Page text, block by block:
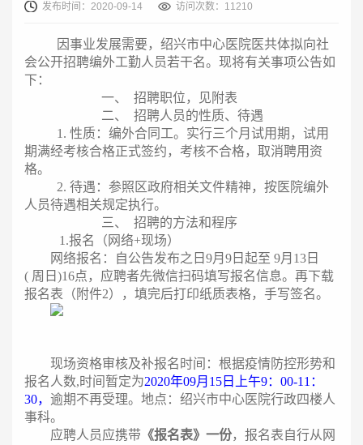
发布时间：2020-09-14 访问次数：11210
因事业发展需要，绍兴市中心医院医共体拟向社
会公开招聘编外工勤人员若干名。现将有关事项公告如
下：
一、
招聘职位，见附表
二、
招聘人员的性质、待遇
1. 性质：编外合同工。实行三个月试用期，试用
期满经考核合格正式签约，考核不合格，取消聘用资
格。
2. 待遇：参照区政府相关文件精神，按医院编外
人员待遇相关规定执行。
三、
招聘的方法和程序
1.报名（网络+现场）
网络报名：自公告发布之日9月9日起至 9月13日
( 周日)16点，应聘者先微信扫码填写报名信息。再下载
报名表（附件2），填完后打印纸质表格，手写签名。
现场资格审核及补报名时间：根据疫情防控形势和
报名人数,时间暂定为2020年09月15日上午9：00-11：
30， 逾期不再受理。地点：绍兴市中心医院行政四楼人
事科。
应聘人员应携带 《报名表》一份，报名表自行从网